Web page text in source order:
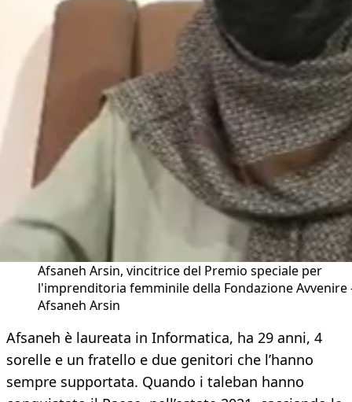
Afsaneh Arsin, vincitrice del Premio speciale per
l'imprenditoria femminile della Fondazione Avvenire
Afsaneh Arsin
Afsaneh è laureata in Informatica, ha 29 anni, 4
sorelle e un fratello e due genitori che l’hanno
sempre supportata. Quando i taleban hanno